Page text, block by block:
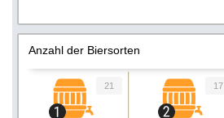
Anzahl der Biersorten
21 17